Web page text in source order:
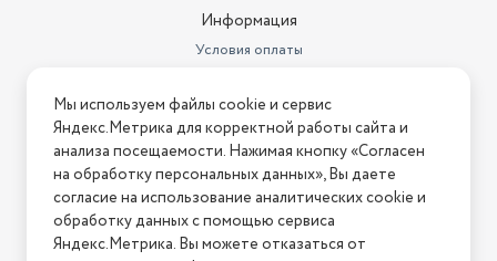
2 венчика для взбивания яиц и
крема
Диаметр нижнего яруса
1 г.
Кнопка отсоединения насадок есть
Дополнительные режимы
турбо
ручной
Информация
Условия оплаты
Условия возврата
Нашли ошибку на сайте? Напишите нам
2026 © Интернет-магазин "АстМаркет". У нас есть всё!
Мы используем файлы cookie и сервис
Яндекс.Метрика для корректной работы сайта и
анализа посещаемости. Нажимая кнопку «Согласен
на обработку персональных данных», Вы даете
согласие на использование аналитических cookie и
обработку данных с помощью сервиса
Яндекс.Метрика. Вы можете отказаться от